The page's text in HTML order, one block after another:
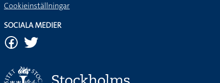
Cookieinställningar
SOCIALA MEDIER